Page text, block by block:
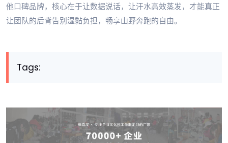
他口碑品牌，核心在于让数据说话，让汗水高效蒸发，才能真正
让团队的后背告别湿黏负担，畅享山野奔跑的自由。
Tags: